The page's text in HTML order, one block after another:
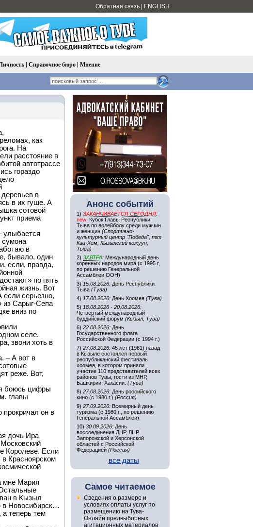
Обратная связь ENGLISH
| Справочное бюро| Мнение
как
На
расстояние в
автотрассе
гораздо
деревьев в
в их гуще. А
сотовой
приема
улыбается
сумона
в
бывало, один
если, правда,
по пять
жизнь. Вот
серьезно,
из Сарыг-Сепа
вниз по
селе.
звони хоть в
– А вот в
реже. Вот,
я боюсь цифры
главы
прокричал он в
дочь Ира
Королеве. Если
в Красноярском
мне Мария
в Кызыл
в Новосибирск…
а теперь тем
Анонс событий
1) ЗАКАНЧИВАЕТСЯ СЕГОДНЯ:
new! Кубок Главы Республики
Тыва по волейболу среди мужчин
и женщин (Спортивно-
культурный центр "Победа", пгт
Каа-Хем, Кызылский кожуун,
Тыва)
2) ЗАВТРА: Международный день
коренных народов мира (с 1995 г,
по решению Генеральной
Ассамблеи ООН)
3) 15.08.2026: День Республики
Тыва (Тува)
4) 17.08.2026: День Хоомея (Тува)
5) 18.08.2026 - 20.08.2026:
Четвертый международный
буддийский форум (Кызыл, Тува)
6) 22.08.2026: День
Государственного флага
Российской Федерации (с 1994 г.)
7) 27.08.2026: 45 лет (1981) назад
в Кызыле состоялся первый
республиканский фестиваль
хоомея, в котором приняли
участие 110 представителей всех
районов Тувы, гости из МНР,
Башкирии, Хакасии. (Тува)
8) 27.08.2026: День российского
кино (с 1980 г.) (Россия)
9) 27.09.2026: Всемирный день
туризма (с 1980 г., по решению
Генеральной Ассамблеи)
10) 30.09.2026: День
воссоединения ДНР, ЛНР,
Запорожской и Херсонской
областей с Российской
Федерацией (Россия)
все даты
Самое читаемое
Сведения о размере и
условиях оплаты услуг по
размещению на Тува-
Онлайн предвыборных
агитационных материалов